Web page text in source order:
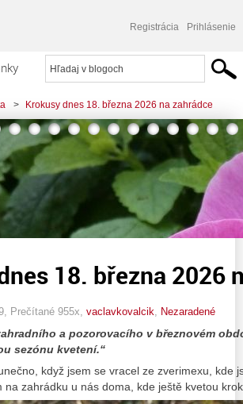
Registrácia Prihlásenie
články
> Krokusy dnes 18. března 2026 na zahrádce
18. března 2026
, Prečítané 955x, vaclavkovalcik Nezaradené
a pozorovacího v březnovém
sezónu kvetení.“
když jsem se vracel ze zverimexu, kde
na zahrádku u nás doma, kde ještě kvetou